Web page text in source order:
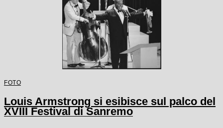
FOTO
Louis Armstrong si esibisce sul palco del
XVIII Festival di Sanremo